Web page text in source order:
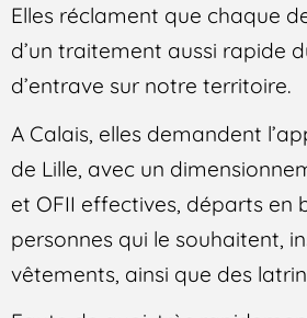
Elles réclament que chaque
d’un traitement aussi rapide
d’entrave sur notre territoire.
A Calais, elles demandent
de Lille, avec un
et OFII effectives, départs en
personnes qui le souhaitent,
vêtements, ainsi que des